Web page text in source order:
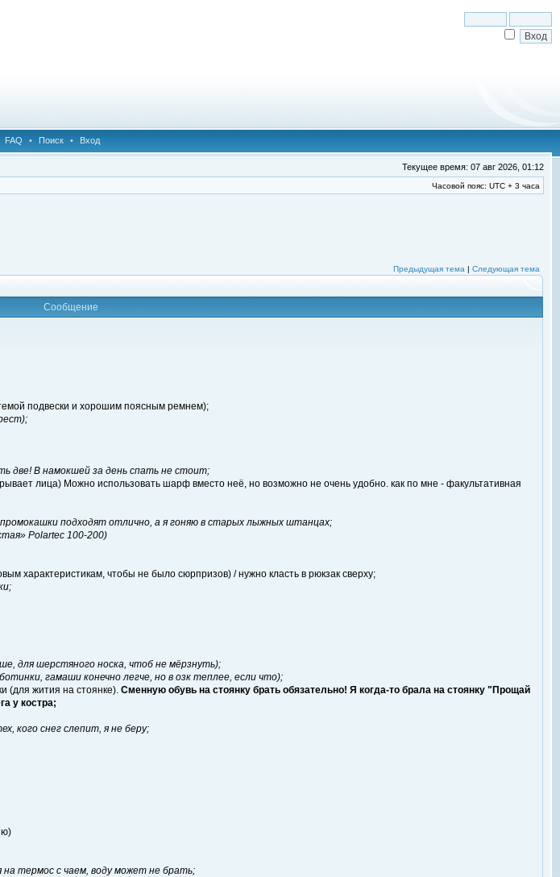
FAQ • Поиск • Вход
Текущее время: 07 авг 2026, 01:12
Часовой пояс: UTC + 3 часа
Предыдущая тема | Следующая тема
Сообщение
подвески и хорошим поясным ремнем);
две! В намокшей за день спать не стоит;
лица) Можно использовать шарф вместо неё, но возможно не очень удобно. как по мне - факультативная
подходят отлично, а я гоняю в старых лыжных штанцах;
Polartec 100-200)
характеристикам, чтобы не было сюрпризов) / нужно класть в рюкзак сверху;
для шерстяного носка, чтоб не мёрзнуть);
гамаши конечно легче, но в озк теплее, если что);
(для жития на стоянке). Сменную обувь на стоянку брать обязательно! Я когда-то брала на стоянку "Прощай
у костра;
кого снег слепит, я не беру;
на термос с чаем, воду может не брать;